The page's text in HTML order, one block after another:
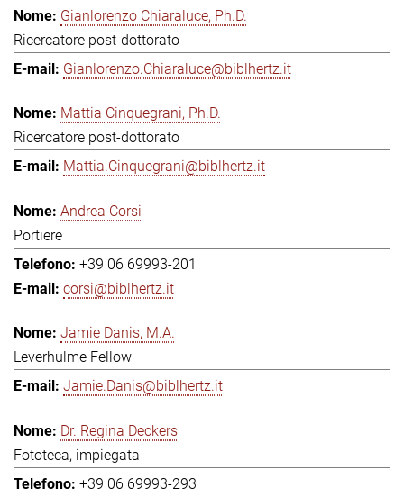
Gianlorenzo Chiaraluce, Ph.D.
Ricercatore post-dottorato
Gianlorenzo.Chiaraluce@biblhertz.it
Mattia Cinquegrani, Ph.D.
Ricercatore post-dottorato
Mattia.Cinquegrani@biblhertz.it
Andrea Corsi
Portiere
+39 06 69993-201
corsi@biblhertz.it
Jamie Danis, M.A.
Leverhulme Fellow
Jamie.Danis@biblhertz.it
Dr. Regina Deckers
Fototeca, impiegata
+39 06 69993-293